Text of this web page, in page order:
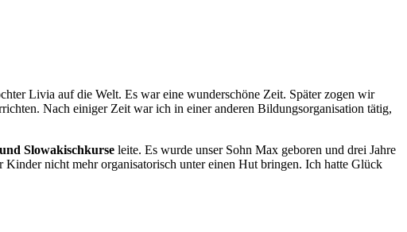
Livia auf die Welt. Es war eine wunderschöne Zeit. Später zogen wir
Nach einiger Zeit war ich in einer anderen Bildungsorganisation tätig,
Slowakischkurse leite. Es wurde unser Sohn Max geboren und drei Jahre
nicht mehr organisatorisch unter einen Hut bringen. Ich hatte Glück